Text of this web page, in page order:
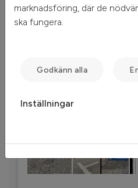
Stockholm - Stora
'
marknadsföring, där de
ska fungera.
Godkänn alla
Inställningar